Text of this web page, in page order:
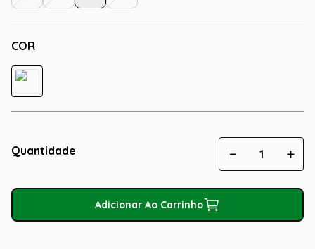
COR
Quantidade ＋
－
Adicionar Ao Carrinho